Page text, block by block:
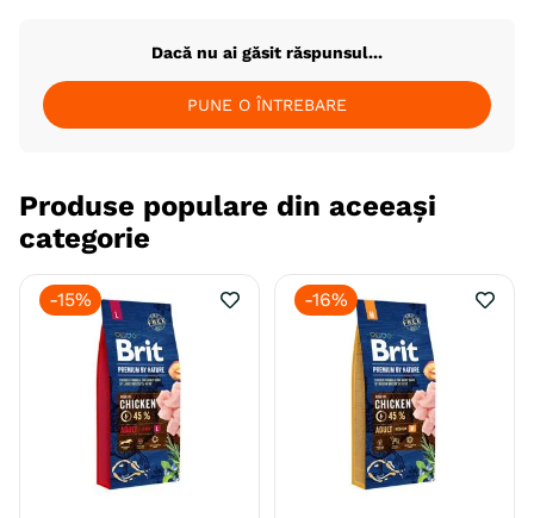
Dacă nu ai găsit răspunsul...
PUNE O ÎNTREBARE
Produse populare din aceeași
categorie
-15% -16%